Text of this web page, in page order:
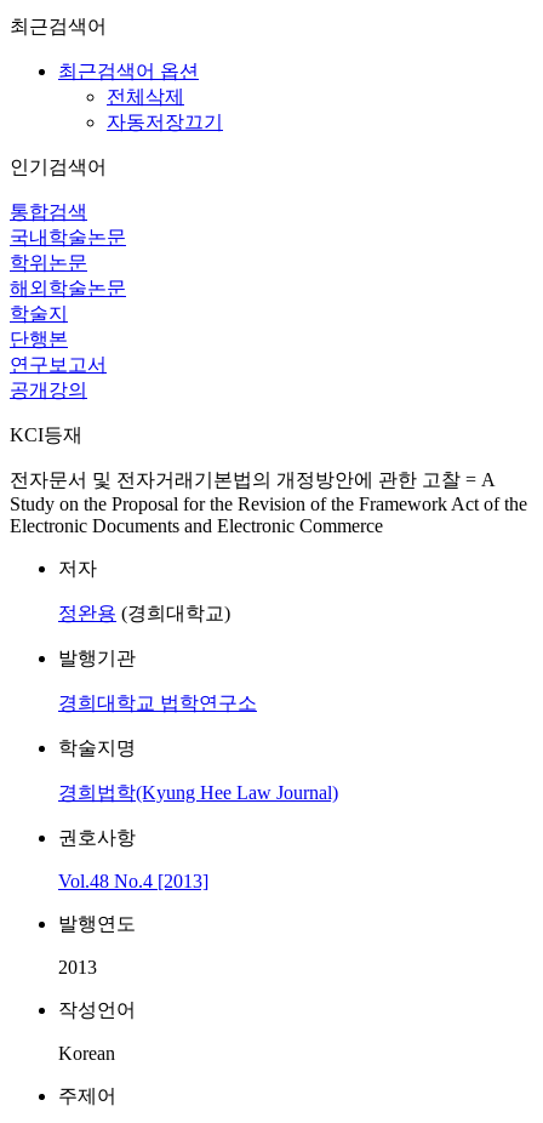
최근검색어
최근검색어 옵션
전체삭제
자동저장끄기
인기검색어
통합검색
국내학술논문
학위논문
해외학술논문
학술지
단행본
연구보고서
공개강의
KCI등재
전자문서 및 전자거래기본법의 개정방안에 관한 고찰 = A
Study on the Proposal for the Revision of the Framework Act of the
Electronic Documents and Electronic Commerce
저자
정완용 (경희대학교)
발행기관
경희대학교 법학연구소
학술지명
경희법학(Kyung Hee Law Journal)
권호사항
Vol.48 No.4 [2013]
발행연도
2013
작성언어
Korean
주제어